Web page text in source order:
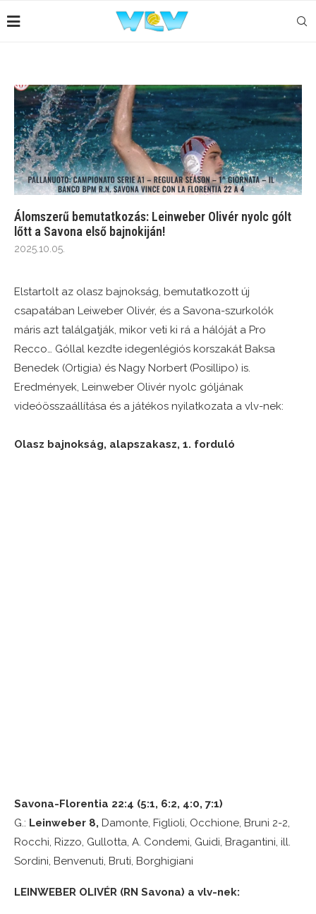
Álomszerű bemutatkozás: Leinweber Olivér nyolc gólt
lőtt a Savona első bajnokiján!
2025.10.05.
Elstartolt az olasz bajnokság, bemutatkozott új
csapatában Leiweber Olivér, és a Savona-szurkolók
máris azt találgatják, mikor veti ki rá a hálóját a Pro
Recco… Góllal kezdte idegenlégiós korszakát Baksa
Benedek (Ortigia) és Nagy Norbert (Posillipo) is.
Eredmények, Leinweber Olivér nyolc góljának
videóösszaállítása és a játékos nyilatkozata a vlv-nek:
Olasz bajnokság, alapszakasz, 1. forduló
Savona-Florentia 22:4 (5:1, 6:2, 4:0, 7:1)
G.: Leinweber 8, Damonte, Figlioli, Occhione, Bruni 2-2,
Rocchi, Rizzo, Gullotta, A. Condemi, Guidi, Bragantini, ill.
Sordini, Benvenuti, Bruti, Borghigiani
LEINWEBER OLIVÉR (RN Savona) a vlv-nek: